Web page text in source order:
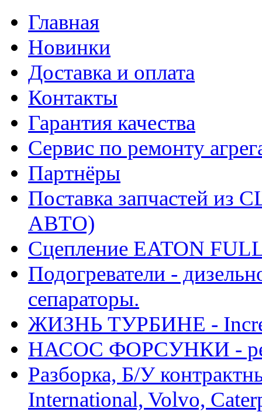
Главная
Новинки
Доставка и оплата
Контакты
Гарантия качества
Сервис по ремонту
Партнёры
Поставка запчастей
АВТО)
Сцепление EATON
Подогреватели -
сепараторы.
ЖИЗНЬ ТУРБИНЕ -
НАСОС ФОРСУНКИ -
Разборка, Б/У
International, Volvo,